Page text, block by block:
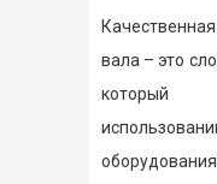
вала – это
который